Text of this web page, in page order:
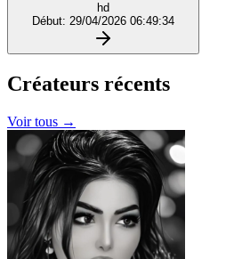
hd
Début: 29/04/2026 06:49:34
Créateurs récents
Voir tous →